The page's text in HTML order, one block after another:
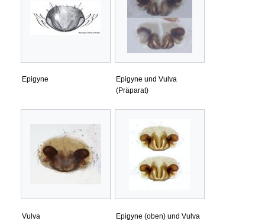
Epigyne
Epigyne und Vulva
(Präparat)
Vulva
Epigyne (oben) und Vulva